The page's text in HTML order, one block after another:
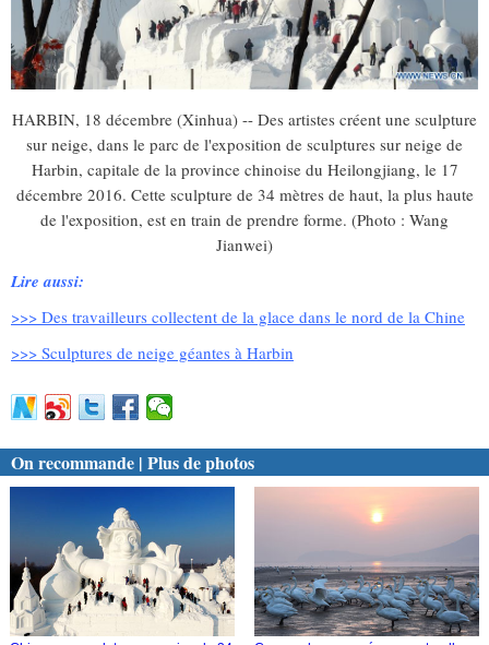
HARBIN, 18 décembre (Xinhua) -- Des artistes créent une sculpture
sur neige, dans le parc de l'exposition de sculptures sur neige de
Harbin, capitale de la province chinoise du Heilongjiang, le 17
décembre 2016. Cette sculpture de 34 mètres de haut, la plus haute
de l'exposition, est en train de prendre forme. (Photo : Wang
Jianwei)
Lire aussi:
>>> Des travailleurs collectent de la glace dans le nord de la Chine
>>> Sculptures de neige géantes à Harbin
On recommande | Plus de photos